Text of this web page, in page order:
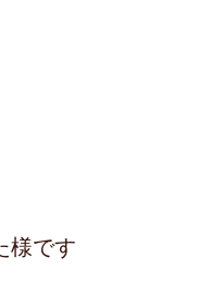
様です